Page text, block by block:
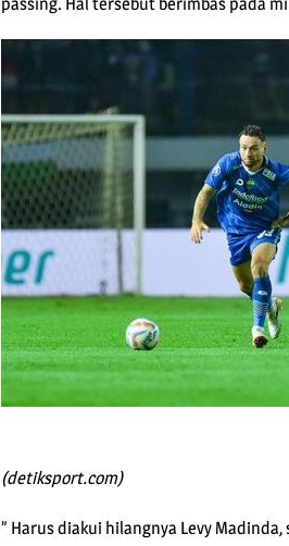
(detiksport.com)
” Harus diakui hilangnya Levy